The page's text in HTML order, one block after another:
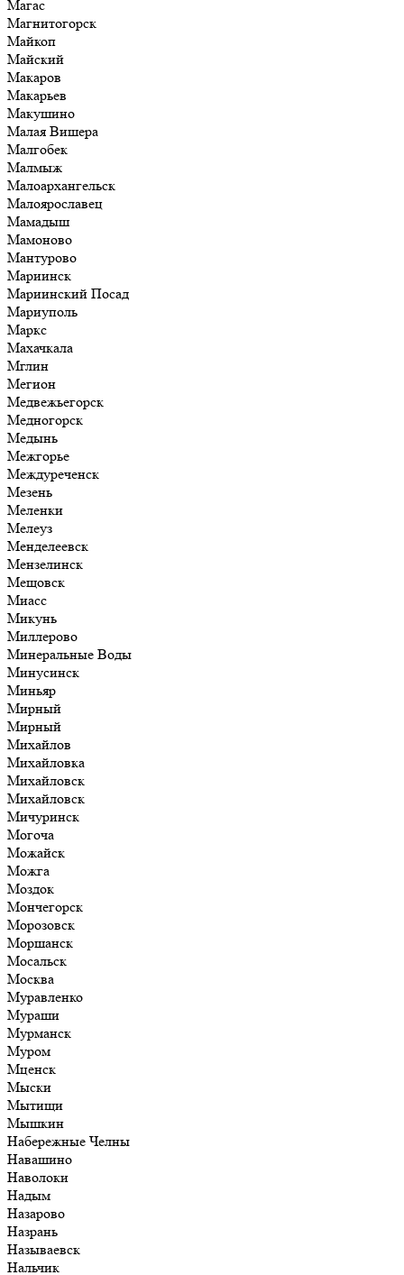
Магас
Магнитогорск
Майкоп
Майский
Макаров
Макарьев
Макушино
Малая Вишера
Малгобек
Малмыж
Малоархангельск
Малоярославец
Мамадыш
Мамоново
Мантурово
Мариинск
Мариинский Посад
Мариуполь
Маркс
Махачкала
Мглин
Мегион
Медвежьегорск
Медногорск
Медынь
Межгорье
Междуреченск
Мезень
Меленки
Мелеуз
Менделеевск
Мензелинск
Мещовск
Миасс
Микунь
Миллерово
Минеральные Воды
Минусинск
Миньяр
Мирный
Мирный
Михайлов
Михайловка
Михайловск
Михайловск
Мичуринск
Могоча
Можайск
Можга
Моздок
Мончегорск
Морозовск
Моршанск
Мосальск
Москва
Муравленко
Мураши
Мурманск
Муром
Мценск
Мыски
Мытищи
Мышкин
Набережные Челны
Навашино
Наволоки
Надым
Назарово
Назрань
Называевск
Нальчик